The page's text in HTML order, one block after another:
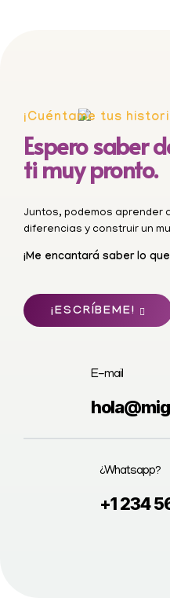
¡Cuéntame tus
Espero saber
ti muy pronto.
Juntos, podemos aprender
diferencias y construir un
¡Me encantará saber lo
¡ESCRÍBEME!
E-mail
¿Whatsapp?
+1 234